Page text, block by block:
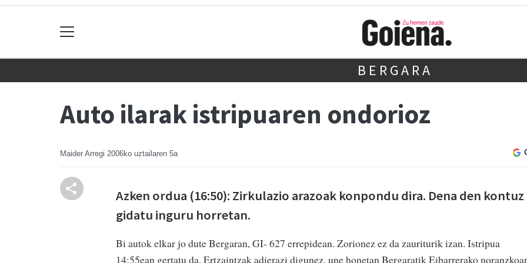
BERGARA
Auto ilarak istripuaren ondorioz
Maider Arregi 2006ko uztailaren 5a
Azken ordua (16:50): Zirkulazio arazoak konpondu dira. Dena den kontuz
gidatu inguru horretan.
Bi autok elkar jo dute Bergaran, GI- 627 errepidean. Zorionez ez da zauriturik izan. Istripua
14:55ean gertatu da. Ertzaintzak adierazi digunez, une honetan Bergaratik Eibarrerako